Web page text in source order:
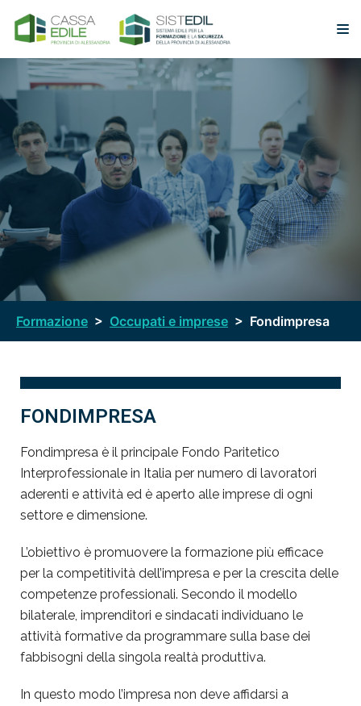
Vai
al
contenuto
Formazione > Occupati e imprese > Fondimpresa
FONDIMPRESA
Fondimpresa è il principale Fondo Paritetico
Interprofessionale in Italia per numero di lavoratori
aderenti e attività ed è aperto alle imprese di ogni
settore e dimensione.
L’obiettivo è promuovere la formazione più efficace
per la competitività dell’impresa e per la crescita delle
competenze professionali. Secondo il modello
bilaterale, imprenditori e sindacati individuano le
attività formative da programmare sulla base dei
fabbisogni della singola realtà produttiva.
In questo modo l’impresa non deve affidarsi a